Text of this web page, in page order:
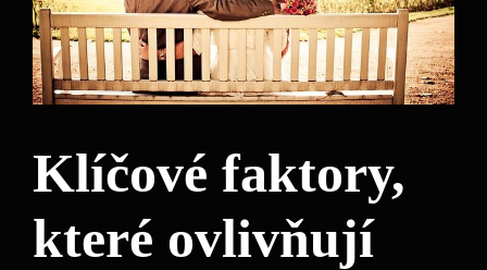
Klíčové faktory,
které ovlivňují